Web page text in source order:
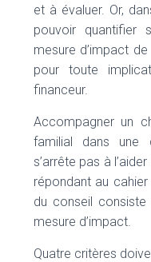
et à évaluer. Or,
pouvoir
mesure d’impact
pour toute
financeur.
Accompagner un
familial dans une
s’arrête pas à
répondant au
du conseil
mesure d’impact.
Quatre critères